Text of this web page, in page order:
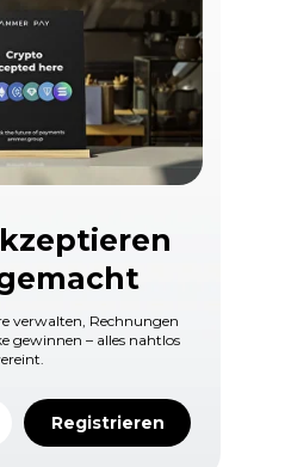
Registrieren
verwalten, Rechnungen
gewinnen – alles nahtlos